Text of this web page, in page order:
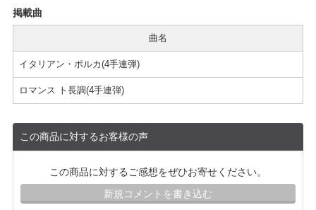
掲載曲
曲名
イタリアン・ポルカ(4手連弾)
ロマンス ト長調(4手連弾)
この商品に対するお客様の声
この商品に対するご感想をぜひお寄せください。
新規コメントを書き込む